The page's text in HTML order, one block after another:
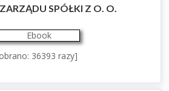
SPÓŁKI Z O. O.
36393 razy]